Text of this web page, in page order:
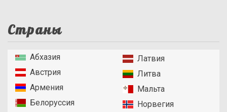
Страны
Абхазия
Австрия
Армения
Белоруссия
Латвия
Литва
Мальта
Норвегия